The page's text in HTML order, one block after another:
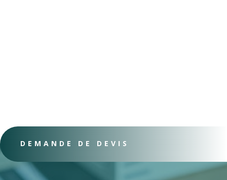
DEMANDE DE DEVIS